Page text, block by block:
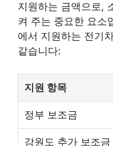
지원하는 금액으로,
켜 주는 중요한 요소
에서 지원하는 전기
같습니다:
지원 항목
정부 보조금
강원도 추가 보조금